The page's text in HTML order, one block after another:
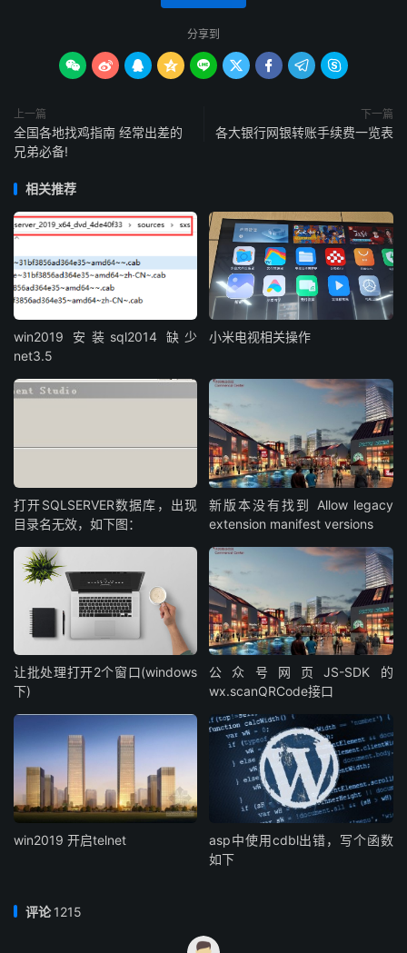
分享到
        
上一篇
全国各地找鸡指南 经常出差的
兄弟必备!
下一篇
各大银行网银转账手续费一览表
相关推荐
win2019 安装sql2014 缺少
net3.5
小米电视相关操作
打开SQLSERVER数据库，出现
目录名无效，如下图：
新版本没有找到 Allow legacy
extension manifest versions
让批处理打开2个窗口(windows
下)
公众号网页JS-SDK的
wx.scanQRCode接口
win2019 开启telnet
asp中使用cdbl出错，写个函数
如下
评论1215